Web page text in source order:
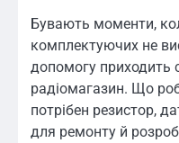
Бувають моменти,
комплектуючих не
допомогу приходить
радіомагазин. Що
потрібен резистор,
для ремонту й